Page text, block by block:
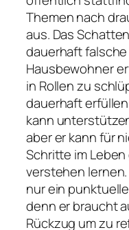
Themen nach
aus. Das
dauerhaft
Hausbewohner
in Rollen zu
dauerhaft
kann
aber er kann für
Schritte im
verstehen
nur ein
denn er braucht
Rückzug um zu